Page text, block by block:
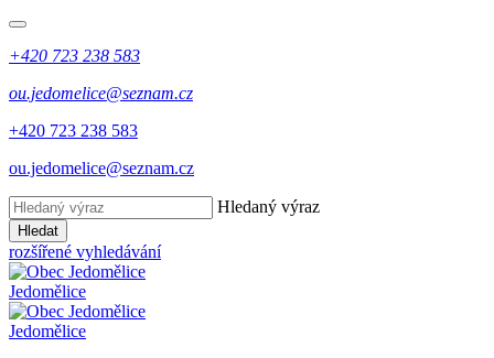
+420 723 238 583
ou.jedomelice@seznam.cz
+420 723 238 583
ou.jedomelice@seznam.cz
Hledaný výraz
Hledat
rozšířené vyhledávání
Jedomělice
Jedomělice